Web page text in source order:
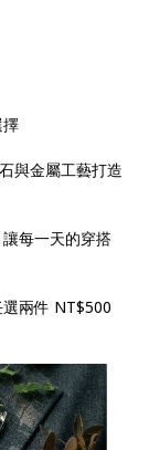
與金屬工藝打造
每一天的穿搭
兩件 NT$500